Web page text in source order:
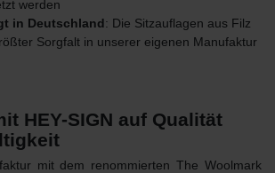
werden
in Deutschland: Die Sitzauflagen aus Filz
Sorgfalt in unserer eigenen Manufaktur
HEY-SIGN auf Qualität
mit dem renommiertenThe Woolmark